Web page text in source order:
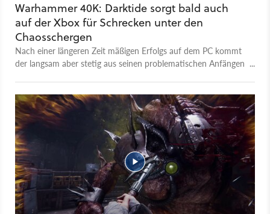
Warhammer 40K: Darktide sorgt bald auch
auf der Xbox für Schrecken unter den
Chaosschergen
Nach einer längeren Zeit mäßigen Erfolgs auf dem PC kommt
der langsam aber stetig aus seinen problematischen Anfängen
Rollenspiel-Anteil des Titels massiv ausbaut.